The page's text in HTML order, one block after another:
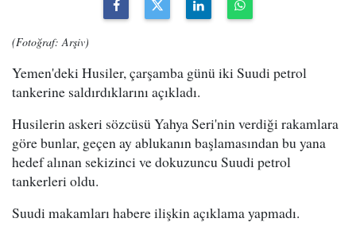
(Fotoğraf: Arşiv)
Yemen'deki Husiler, çarşamba günü iki Suudi petrol
tankerine saldırdıklarını açıkladı.
Husilerin askeri sözcüsü Yahya Seri'nin verdiği rakamlara
göre bunlar, geçen ay ablukanın başlamasından bu yana
hedef alınan sekizinci ve dokuzuncu Suudi petrol
tankerleri oldu.
Suudi makamları habere ilişkin açıklama yapmadı.